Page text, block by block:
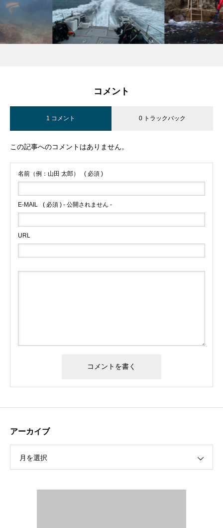
コメント
1 コメント 0 トラックバック
この記事へのコメントはありません。
名前（例：山田 太郎） ( 必須 )
E-MAIL ( 必須 ) - 公開されません -
URL
アーカイブ
月を選択